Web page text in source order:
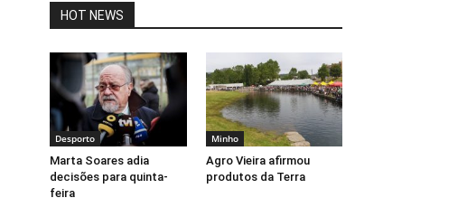
HOT NEWS
Desporto
Marta Soares adia
decisões para quinta-
feira
Minho
Agro Vieira afirmou
produtos da Terra